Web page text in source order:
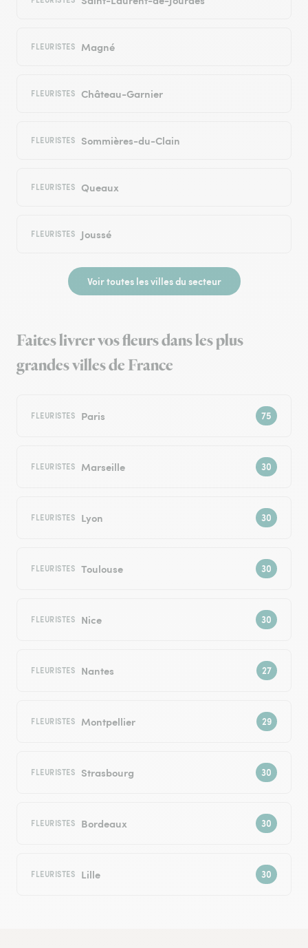
FLEURISTES Magné
FLEURISTES Château-Garnier
FLEURISTES Sommières-du-Clain
FLEURISTES Queaux
FLEURISTES Joussé
Voir toutes les villes du secteur
Faites livrer vos fleurs dans les plus
grandes villes de France
FLEURISTES Paris
FLEURISTES Marseille
FLEURISTES Lyon
FLEURISTES Toulouse
FLEURISTES Nice
FLEURISTES Nantes
FLEURISTES Montpellier
FLEURISTES Strasbourg
FLEURISTES Bordeaux
FLEURISTES Lille